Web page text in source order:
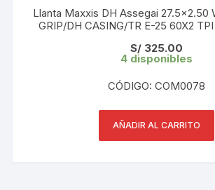
Llanta Maxxis DH Assegai 27.5×2.50
GRIP/DH CASING/TR E-25 60X2
S/ 325.00
4 disponibles
CÓDIGO: COM0078
AÑADIR AL CARRITO